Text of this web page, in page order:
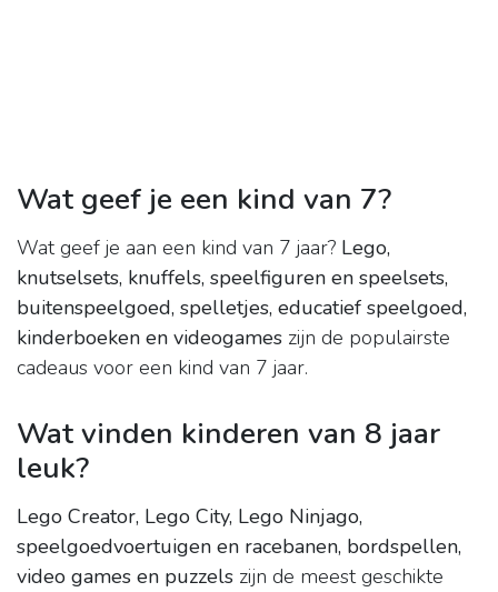
Wat geef je een kind van 7?
Wat geef je aan een kind van 7 jaar? Lego,
knutselsets, knuffels, speelfiguren en speelsets,
buitenspeelgoed, spelletjes, educatief speelgoed,
kinderboeken en videogames zijn de populairste
cadeaus voor een kind van 7 jaar.
Wat vinden kinderen van 8 jaar
leuk?
Lego Creator, Lego City, Lego Ninjago,
speelgoedvoertuigen en racebanen, bordspellen,
video games en puzzels zijn de meest geschikte